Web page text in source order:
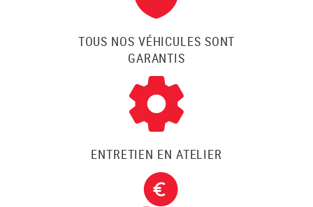
TOUS NOS VÉHICULES SONT
GARANTIS
ENTRETIEN EN ATELIER